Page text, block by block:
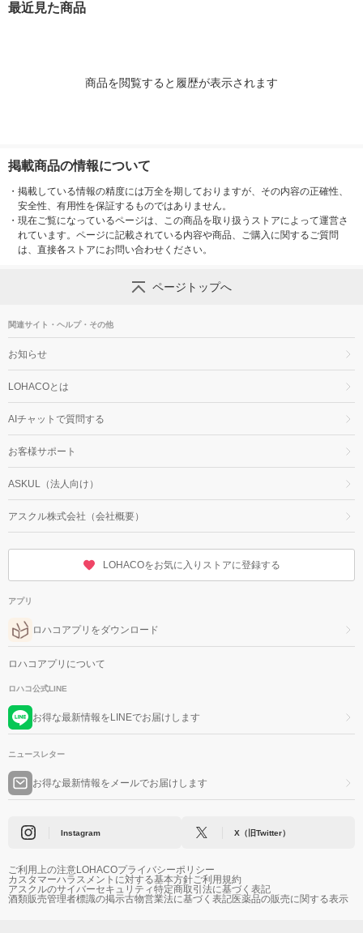
G
最近見た商品
商品を閲覧すると履歴が表示されます
掲載商品の情報について
・ 掲載している情報の精度には万全を期しておりますが、その内容の正確性、
安全性、有用性を保証するものではありません。
・ 現在ご覧になっているページは、この商品を取り扱うストアによって運営さ
れています。ページに記載されている内容や商品、ご購入に関するご質問
は、直接各ストアにお問い合わせください。
ページトップへ
関連サイト・ヘルプ・その他
お知らせ
LOHACOとは
AIチャットで質問する
お客様サポート
ASKUL（法人向け）
アスクル株式会社（会社概要）
LOHACOをお気に入りストアに登録する
アプリ
ロハコアプリをダウンロード
ロハコアプリについて
ロハコ公式LINE
お得な最新情報をLINEでお届けします
ニュースレター
お得な最新情報をメールでお届けします
Instagram X（旧Twitter）
ご利用上の注意LOHACOプライバシーポリシー
カスタマーハラスメントに対する基本方針ご利用規約
アスクルのサイバーセキュリティ特定商取引法に基づく表記
酒類販売管理者標識の掲示古物営業法に基づく表記医薬品の販売に関する表示